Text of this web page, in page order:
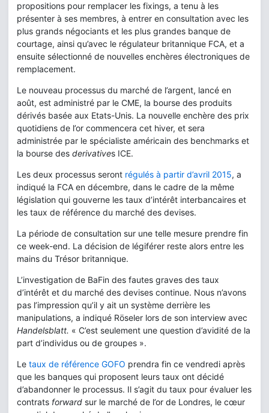
propositions pour remplacer les fixings, a tenu à les
présenter à ses membres, à entrer en consultation avec les
plus grands négociants et les plus grandes banque de
courtage, ainsi qu’avec le régulateur britannique FCA, et a
ensuite sélectionné de nouvelles enchères électroniques de
remplacement.
Le nouveau processus du marché de l’argent, lancé en
août, est administré par le CME, la bourse des produits
dérivés basée aux Etats-Unis. La nouvelle enchère des prix
quotidiens de l’or commencera cet hiver, et sera
administrée par le spécialiste américain des benchmarks et
la bourse des derivatives ICE.
Les deux processus seront régulés à partir d’avril 2015, a
indiqué la FCA en décembre, dans le cadre de la même
législation qui gouverne les taux d’intérêt interbancaires et
les taux de référence du marché des devises.
La période de consultation sur une telle mesure prendre fin
ce week-end. La décision de légiférer reste alors entre les
mains du Trésor britannique.
L’investigation de BaFin des fautes graves des taux
d’intérêt et du marché des devises continue. Nous n’avons
pas l’impression qu’il y ait un système derrière les
manipulations, a indiqué Röseler lors de son interview avec
Handelsblatt. « C’est seulement une question d’avidité de la
part d’individus ou de groupes ».
Le taux de référence GOFO prendra fin ce vendredi après
que les banques qui proposent leurs taux ont décidé
d’abandonner le processus. Il s’agit du taux pour évaluer les
contrats forward sur le marché de l’or de Londres, le cœur